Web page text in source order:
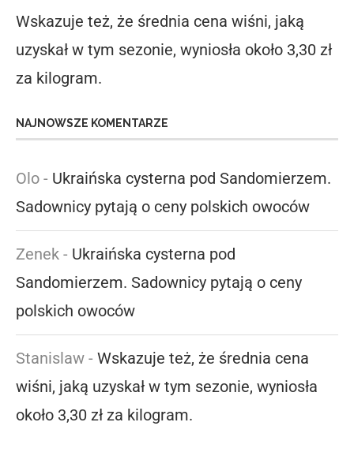
Wskazuje też, że średnia cena wiśni, jaką
uzyskał w tym sezonie, wyniosła około 3,30 zł
za kilogram.
NAJNOWSZE KOMENTARZE
Olo - Ukraińska cysterna pod Sandomierzem.
Sadownicy pytają o ceny polskich owoców
Zenek - Ukraińska cysterna pod
Sandomierzem. Sadownicy pytają o ceny
polskich owoców
Stanislaw - Wskazuje też, że średnia cena
wiśni, jaką uzyskał w tym sezonie, wyniosła
około 3,30 zł za kilogram.